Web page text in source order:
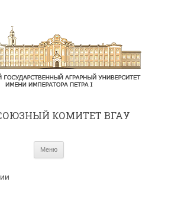
КОМИТЕТ ВГАУ
Меню